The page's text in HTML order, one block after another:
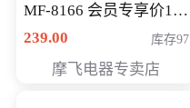
MF-8166 会员专享价168
元
239.00 库存97
摩飞电器专卖店